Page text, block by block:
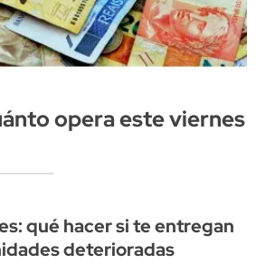
opera este viernes
qué hacer si te entregan
deterioradas